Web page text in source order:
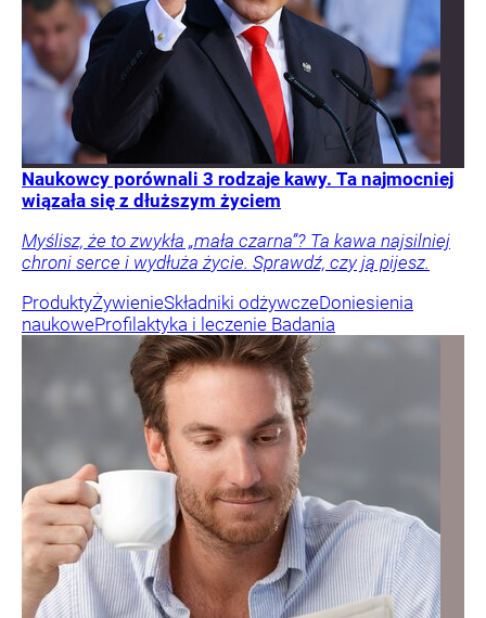
Naukowcy porównali 3 rodzaje kawy. Ta najmocniej
wiązała się z dłuższym życiem
Myślisz, że to zwykła „mała czarna”? Ta kawa najsilniej
chroni serce i wydłuża życie. Sprawdź, czy ją pijesz.
ProduktyŻywienieSkładniki odżywczeDoniesienia
naukoweProfilaktyka i leczenie Badania